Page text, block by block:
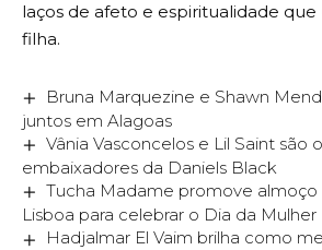
laços de afeto e espiritualidade
filha.
Bruna Marquezine e Shawn
juntos em Alagoas
Vânia Vasconcelos e Lil Saint são
embaixadores da Daniels Black
Tucha Madame promove
Lisboa para celebrar o Dia da Mulher
Hadjalmar El Vaim brilha como